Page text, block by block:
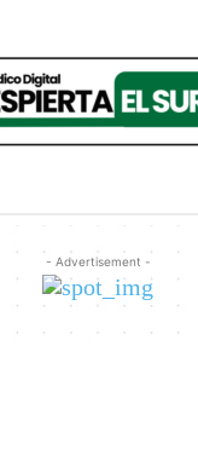
- Advertisement -